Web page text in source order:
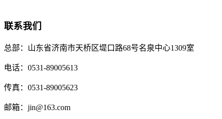
联系我们
总部： 山东省济南市天桥区堤口路68号名泉中心1309室
电话： 0531-89005613
传真： 0531-89005623
邮箱： jin@163.com